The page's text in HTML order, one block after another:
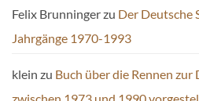
Felix Brunningerzu Der Deutsche
Jahrgänge 1970-1993
klein zu Buch über die Rennen
zwischen 1973 und 1990